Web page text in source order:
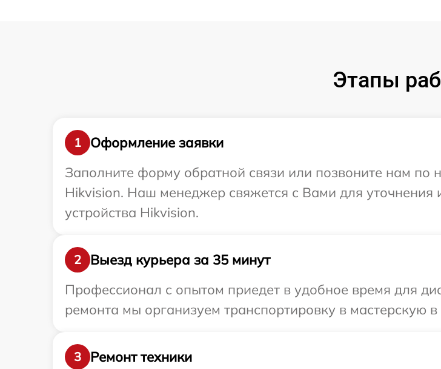
Этапы
1
Оформление заявки
Заполните форму обратной связи или позвоните нам по
Hikvision. Наш менеджер свяжется с Вами для
устройства Hikvision.
2
Выезд курьера за 35 минут
Профессионал с опытом приедет в удобное время для
ремонта мы организуем транспортировку в мастерскую
3
Ремонт техники